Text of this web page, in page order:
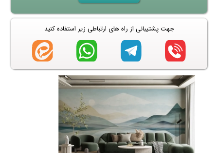
جهت پشتیبانی از راه های ارتباطی زیر استفاده کنید